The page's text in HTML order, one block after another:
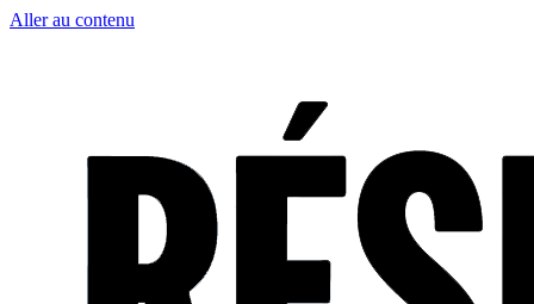
Aller au contenu